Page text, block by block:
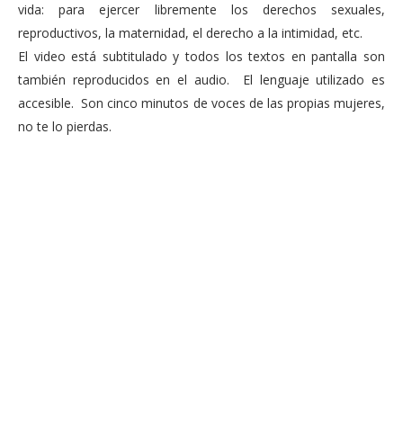
vida: para ejercer libremente los derechos sexuales,
reproductivos, la maternidad, el derecho a la intimidad, etc.
El video está subtitulado y todos los textos en pantalla son
también reproducidos en el audio. El lenguaje utilizado es
accesible. Son cinco minutos de voces de las propias mujeres,
no te lo pierdas.